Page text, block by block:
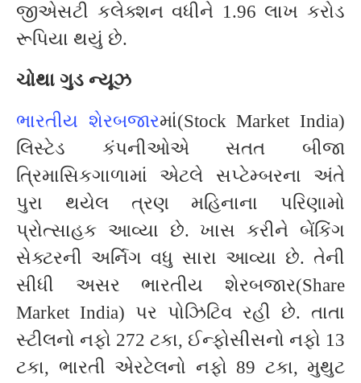
જીએસટી કલેક્શન વધીને 1.96 લાખ કરોડ
રૂપિયા થયું છે.
ચોથા ગુડ ન્યૂઝ
ભારતીય શેરબજારમાં(Stock Market India)
લિસ્ટેડ કંપનીઓએ સતત બીજા
ત્રિમાસિકગાળામાં એટલે સપ્ટેમ્બરના અંતે
પુરા થયેલ ત્રણ મહિનાના પરિણામો
પ્રોત્સાહક આવ્યા છે. ખાસ કરીને બેંકિંગ
સેક્ટરની અર્નિગ વધુ સારા આવ્યા છે. તેની
સીધી અસર ભારતીય શેરબજાર(Share
Market India) પર પોઝિટિવ રહી છે. તાતા
સ્ટીલનો નફો 272 ટકા, ઈન્ફોસીસનો નફો 13
ટકા, ભારતી એરટેલનો નફો 89 ટકા, મુથુટ